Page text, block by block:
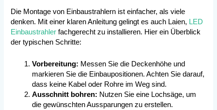
Die Montage von Einbaustrahlern ist einfacher, als viele
denken. Mit einer klaren Anleitung gelingt es auch Laien, LED
Einbaustrahler fachgerecht zu installieren. Hier ein Überblick
der typischen Schritte:
Vorbereitung: Messen Sie die Deckenhöhe und
markieren Sie die Einbaupositionen. Achten Sie darauf,
dass keine Kabel oder Rohre im Weg sind.
Ausschnitt bohren: Nutzen Sie eine Lochsäge, um
die gewünschten Aussparungen zu erstellen.